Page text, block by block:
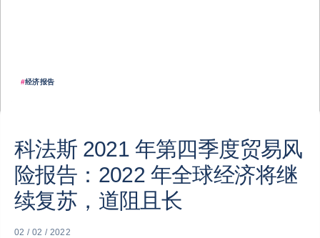
#经济报告
科法斯 2021 年第四季度贸易风
险报告：2022 年全球经济将继
续复苏，道阻且长
02 / 02 / 2022